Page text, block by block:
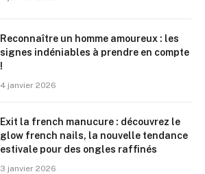
Reconnaître un homme amoureux : les
signes indéniables à prendre en compte
!
4 janvier 2026
Exit la french manucure : découvrez le
glow french nails, la nouvelle tendance
estivale pour des ongles raffinés
3 janvier 2026